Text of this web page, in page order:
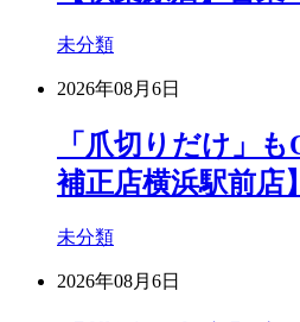
未分類
2026年08月6日
「爪切りだけ」
補正店横浜駅前店】
未分類
2026年08月6日